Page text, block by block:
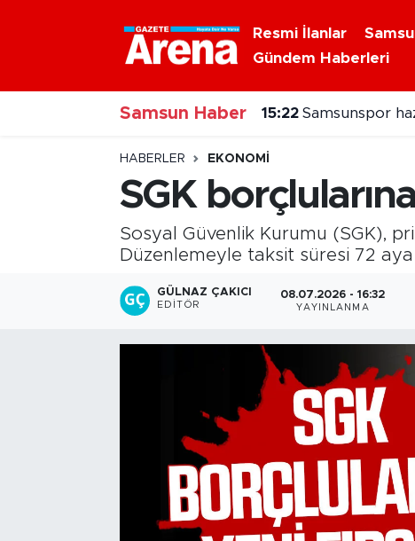
Resmi İlanlar
Gündem Haberleri
Samsun Haber 15:22 Samsunspor
HABERLER EKONOMI
SGK
Sosyal Güvenlik Kurumu (SGK),
Düzenlemeyle taksit süresi 72
GÜLNAZ ÇAKICI
EDITÖR
08.07.2026 - 16:32
YAYINLANMA
Nöbetçi Eczaneler
Hava Durumu
Samsun Namaz Vakitleri
Trafik Durumu
Süper Lig Puan Durumu ve Fikstür
Tüm Manşetler